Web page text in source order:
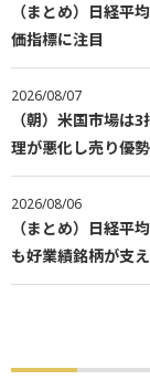
（まとめ）日経
価指標に注目
2026/08/07
（朝）米国市場
理が悪化し売り優
2026/08/06
（まとめ）日経
も好業績銘柄が支え